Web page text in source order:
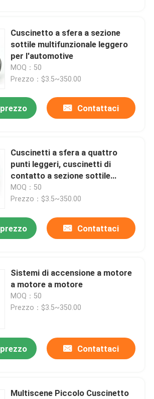
Cuscinetto a sfera a sezione
sottile multifunzionale leggero
per l'automotive
MOQ：50
Prezzo：$3.5~350.00
Contattaci
Cuscinetti a sfera a quattro
punti leggeri, cuscinetti di
contatto a sezione sottile
robotizzati
MOQ：50
Prezzo：$3.5~350.00
Contattaci
Sistemi di accensione a motore
a motore a motore
MOQ：50
Prezzo：$3.5~350.00
Contattaci
Multiscene Piccolo Cuscinetto